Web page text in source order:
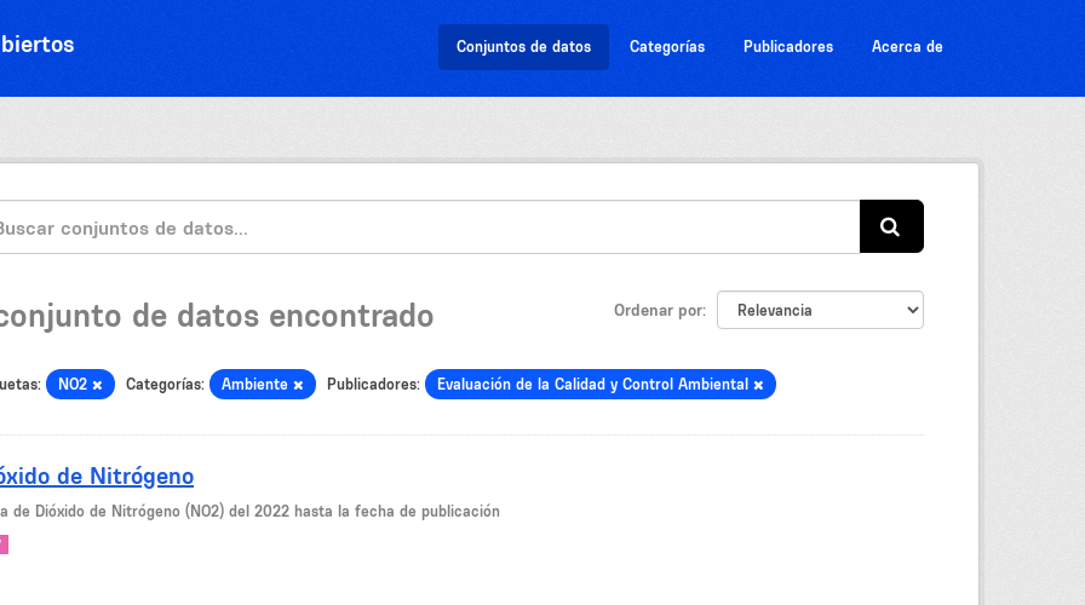
Conjuntos de datos Categorías Publicadores Acerca de
Ordenar por
de datos encontrado
NO2 Categorías: Ambiente Publicadores: Evaluación de la Calidad y Control Ambiental
de Nitrógeno
de Dióxido de Nitrógeno (NO2) del 2022 hasta la fecha de publicación